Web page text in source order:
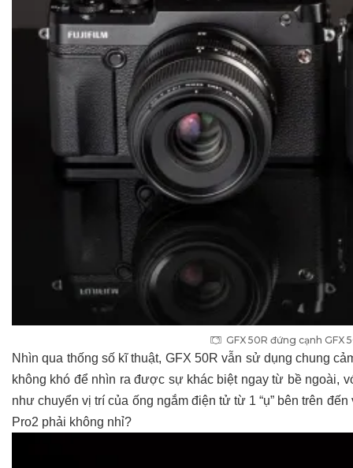
GFX 50R đứng cạnh GFX
Nhìn qua thống số kĩ thuật, GFX 50R vẫn sử dụng chung
không khó để nhìn ra được sự khác biệt ngay từ bề ngoài,
như chuyển vị trí của ống ngắm điện tử từ 1 “ụ” bên trên
Pro2 phải không nhỉ?